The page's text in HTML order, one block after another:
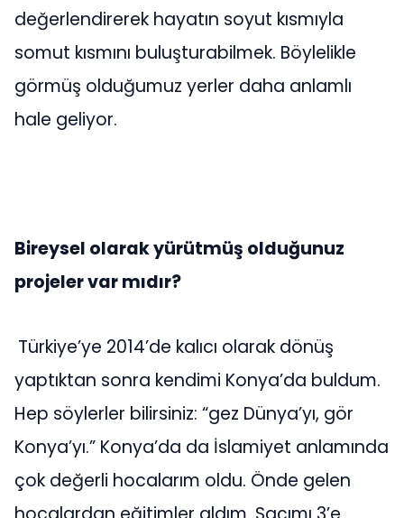
değerlendirerek hayatın soyut kısmıyla
somut kısmını buluşturabilmek. Böylelikle
görmüş olduğumuz yerler daha anlamlı
hale geliyor.
Bireysel olarak yürütmüş olduğunuz
projeler var mıdır?
Türkiye’ye 2014’de kalıcı olarak dönüş
yaptıktan sonra kendimi Konya’da buldum.
Hep söylerler bilirsiniz: “gez Dünya’yı, gör
Konya’yı.” Konya’da da İslamiyet anlamında
çok değerli hocalarım oldu. Önde gelen